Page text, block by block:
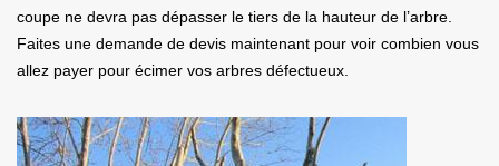
coupe ne devra pas dépasser le tiers de la hauteur de l’arbre.
Faites une demande de devis maintenant pour voir combien vous
allez payer pour écimer vos arbres défectueux.